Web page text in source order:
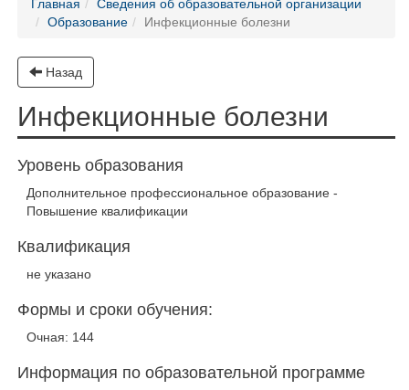
Главная
Сведения об образовательной организации
Образование
Инфекционные болезни
Назад
Инфекционные болезни
Уровень образования
Дополнительное профессиональное образование -
Повышение квалификации
Квалификация
не указано
Формы и сроки обучения:
Очная: 144
Информация по образовательной программе